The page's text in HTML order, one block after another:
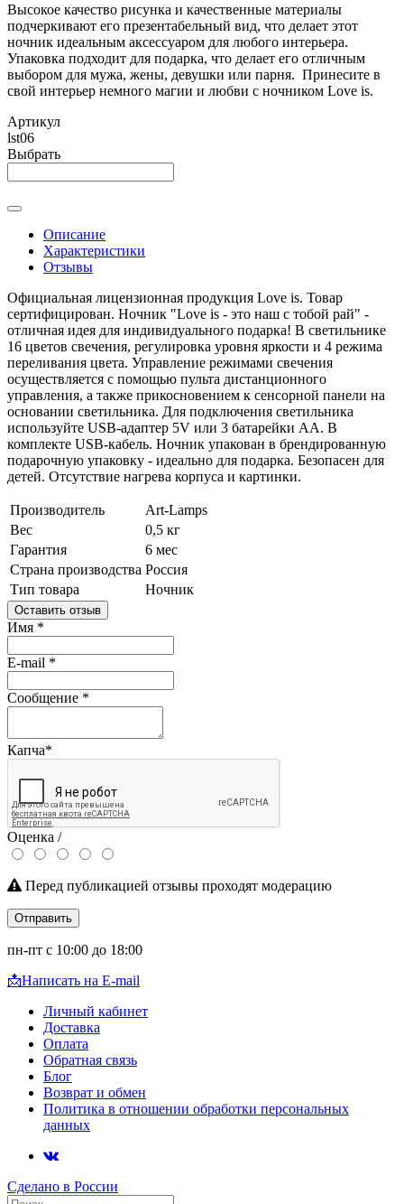
Высокое качество рисунка и качественные материалы
подчеркивают его презентабельный вид, что делает этот
ночник идеальным аксессуаром для любого интерьера.
Упаковка подходит для подарка, что делает его отличным
выбором для мужа, жены, девушки или парня. Принесите в
свой интерьер немного магии и любви с ночником Love is.
Артикул
lst06
Выбрать
Описание
Характеристики
Отзывы
Официальная лицензионная продукция Love is. Товар
сертифицирован. Ночник "Love is - это наш с тобой рай" -
отличная идея для индивидуального подарка! В светильнике
16 цветов свечения, регулировка уровня яркости и 4 режима
переливания цвета. Управление режимами свечения
осуществляется с помощью пульта дистанционного
управления, а также прикосновением к сенсорной панели на
основании светильника. Для подключения светильника
используйте USB-адаптер 5V или 3 батарейки АА. В
комплекте USB-кабель. Ночник упакован в брендированную
подарочную упаковку - идеально для подарка. Безопасен для
детей. Отсутствие нагрева корпуса и картинки.
Производитель
Art-Lamps
Вес
0,5 кг
Гарантия
6 мес
Страна производства Россия
Тип товара
Ночник
Оставить отзыв
Имя *
E-mail *
Сообщение *
Капча*
Оценка /
Перед публикацией отзывы проходят модерацию
Отправить
пн-пт с 10:00 до 18:00
📩Написать на E-mail
Личный кабинет
Доставка
Оплата
Обратная связь
Блог
Возврат и обмен
Политика в отношении обработки персональных
данных
Сделано в России